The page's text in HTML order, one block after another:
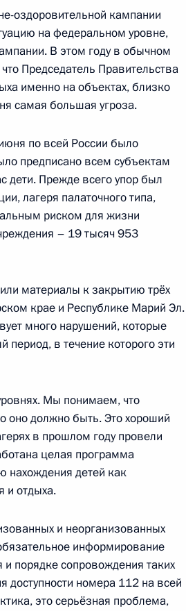
Флота
Правовая и
оздоровительной кампании
на федеральном уровне,
В этом году в обычном
Председатель Правительства
именно на объектах, близко
самая большая угроза.
по всей России было
предписано всем субъектам
дети. Прежде всего упор был
лагеря палаточного типа,
риском для жизни
– 19 тысяч 953
материалы к закрытию трёх
крае и Республике Марий Эл.
много нарушений, которые
в течение которого эти
Мы понимаем, что
оно должно быть. Это хороший
в прошлом году провели
целая программа
нахождения детей как
и отдыха.
и неорганизованных
информирование
порядке сопровождения таких
доступности номера 112 на всей
это серьёзная проблема,